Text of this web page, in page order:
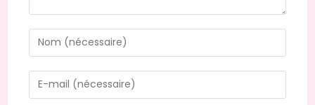
Enter
your
name
or
Enter
your